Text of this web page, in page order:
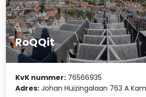
RoQQit
KvK nummer: 76566935
Adres: Johan Huizingalaan 763 A